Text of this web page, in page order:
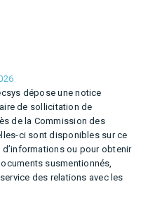
dépose une notice
de sollicitation de
de la Commission des
ci sont disponibles sur ce
d’informations ou pour obtenir
susmentionnés,
des relations avec les